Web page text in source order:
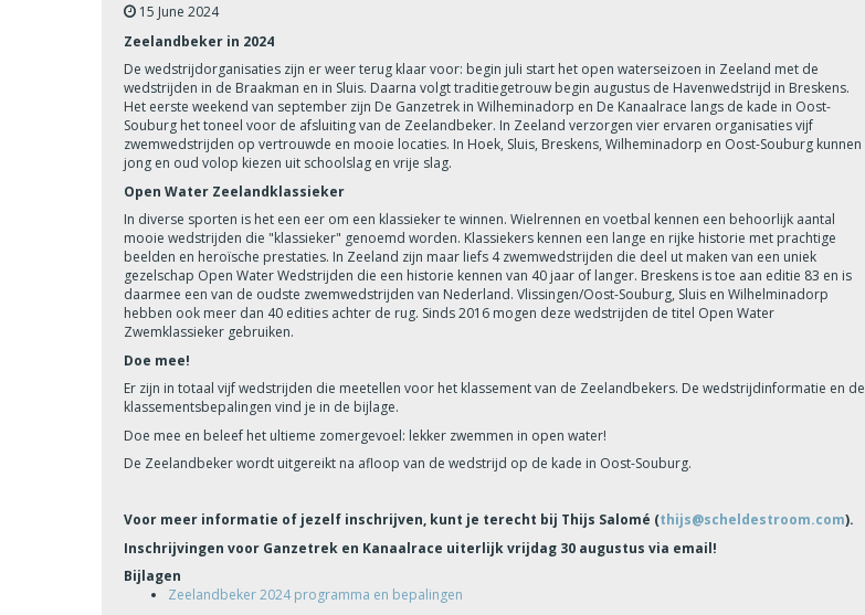
15 June 2024
Zeelandbeker in 2024
De wedstrijdorganisaties zijn er weer terug klaar voor: begin juli start het open waterseizoen in Zeeland met de
wedstrijden in de Braakman en in Sluis. Daarna volgt traditiegetrouw begin augustus de Havenwedstrijd in Breskens.
Het eerste weekend van september zijn De Ganzetrek in Wilheminadorp en De Kanaalrace langs de kade in Oost-
Souburg het toneel voor de afsluiting van de Zeelandbeker. In Zeeland verzorgen vier ervaren organisaties vijf
zwemwedstrijden op vertrouwde en mooie locaties. In Hoek, Sluis, Breskens, Wilheminadorp en Oost-Souburg kunnen
jong en oud volop kiezen uit schoolslag en vrije slag.
Open Water Zeelandklassieker
In diverse sporten is het een eer om een klassieker te winnen. Wielrennen en voetbal kennen een behoorlijk aantal
mooie wedstrijden die "klassieker" genoemd worden. Klassiekers kennen een lange en rijke historie met prachtige
beelden en heroïsche prestaties. In Zeeland zijn maar liefs 4 zwemwedstrijden die deel ut maken van een uniek
gezelschap Open Water Wedstrijden die een historie kennen van 40 jaar of langer. Breskens is toe aan editie 83 en is
daarmee een van de oudste zwemwedstrijden van Nederland. Vlissingen/Oost-Souburg, Sluis en Wilhelminadorp
hebben ook meer dan 40 edities achter de rug. Sinds 2016 mogen deze wedstrijden de titel Open Water
Zwemklassieker gebruiken.
Doe mee!
Er zijn in totaal vijf wedstrijden die meetellen voor het klassement van de Zeelandbekers. De wedstrijdinformatie en de
klassementsbepalingen vind je in de bijlage.
Doe mee en beleef het ultieme zomergevoel: lekker zwemmen in open water!
De Zeelandbeker wordt uitgereikt na afloop van de wedstrijd op de kade in Oost-Souburg.
Voor meer informatie of jezelf inschrijven, kunt je terecht bij Thijs Salomé (thijs@scheldestroom.com).
Inschrijvingen voor Ganzetrek en Kanaalrace uiterlijk vrijdag 30 augustus via email!
Bijlagen
Zeelandbeker 2024 programma en bepalingen